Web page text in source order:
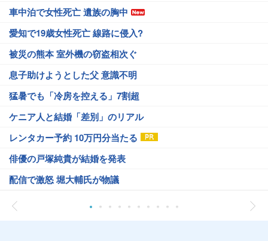
車中泊で女性死亡 遺族の胸中
愛知で19歳女性死亡 線路に侵入?
被災の熊本 室外機の窃盗相次ぐ
息子助けようとした父 意識不明
猛暑でも「冷房を控える」7割超
ケニア人と結婚「差別」のリアル
レンタカー予約 10万円分当たる
俳優の戸塚純貴が結婚を発表
配信で激怒 堀大輔氏が物議